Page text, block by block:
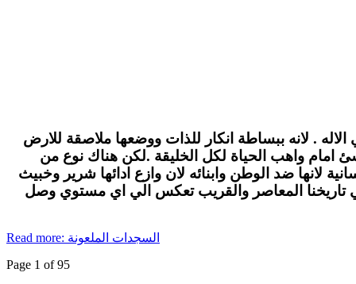
. لانه ببساطة انكار للذات ووضعها ملاصقة للارض
امام واهب الحياة لكل الخليقة .لكن هناك نوع من
لانها ضد الوطن وابنائه لان وازع ادائها شرير وخبيث
تاريخنا المعاصر والقريب تعكس الي اي مستوي وصل
Read more: السجدات الملعونة
Page 1 of 95